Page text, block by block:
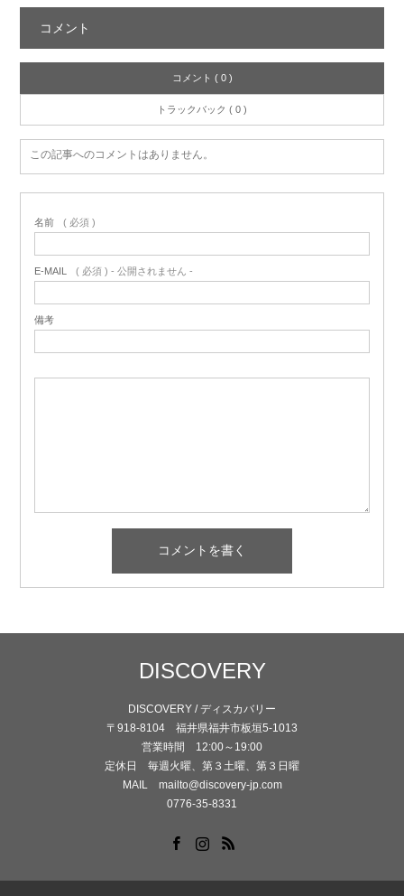
コメント
コメント ( 0 )
トラックバック ( 0 )
この記事へのコメントはありません。
名前 ( 必須 )
E-MAIL ( 必須 ) - 公開されません -
備考
DISCOVERY
DISCOVERY / ディスカバリー
〒918-8104 福井県福井市板垣5-1013
営業時間 12:00～19:00
定休日 毎週火曜、第３土曜、第３日曜
MAIL mailto@discovery-jp.com
0776-35-8331